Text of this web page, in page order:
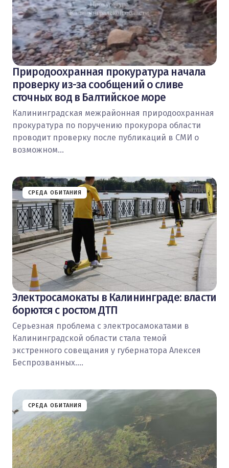
Природоохранная прокуратура начала
проверку из-за сообщений о сливе
сточных вод в Балтийское море
Калининградская межрайонная природоохранная
прокуратура по поручению прокурора области
проводит проверку после публикаций в СМИ о
возможном…
СРЕДА ОБИТАНИЯ
Электросамокаты в Калининграде: власти
борются с ростом ДТП
Серьезная проблема с электросамокатами в
Калининградской области стала темой
экстренного совещания у губернатора Алексея
Беспрозванных.…
СРЕДА ОБИТАНИЯ